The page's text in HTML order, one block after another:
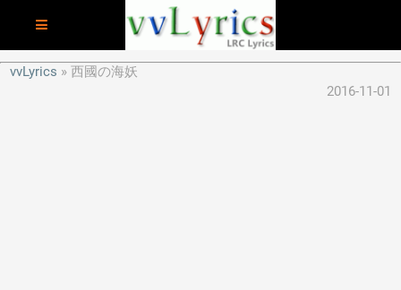
vvLyrics
西國の海妖
2016-11-01